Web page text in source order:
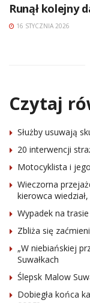
Runął kolejny
16 STYCZNIA 2026
Czytaj
Służby usuwają
20 interwencji
Motocyklista i
Wieczorna
kierowca
Wypadek na
Zbliża się
„W niebiańskiej
Suwałkach
Ślepsk Malow
Dobiegła końca